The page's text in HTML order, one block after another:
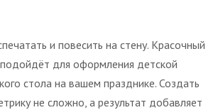
и повесить на стену. Красочный
для оформления детской
стола на вашем празднике. Создать
не сложно, а результат добавляет